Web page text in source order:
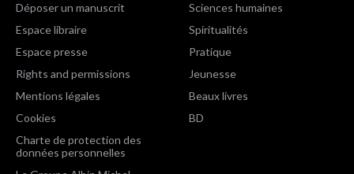
Déposer un manuscrit
Espace libraire
Espace presse
Rights and permissions
Mentions légales
Cookies
Charte de protection des
données personnelles
Sciences humaines
Spiritualités
Pratique
Jeunesse
Beaux livres
BD